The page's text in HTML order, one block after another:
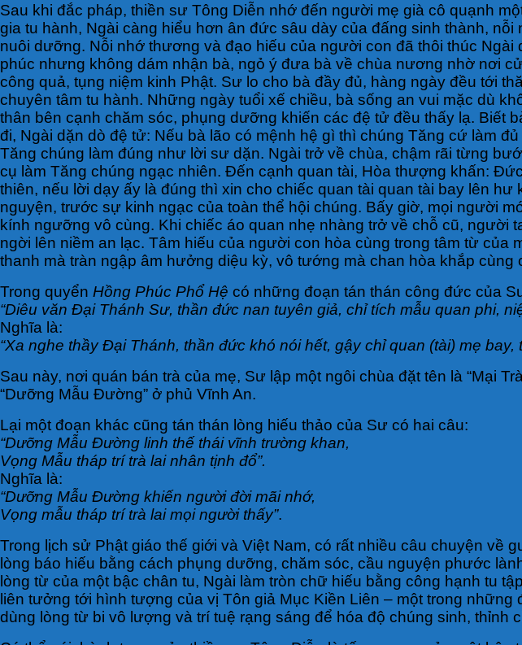
Sau khi đắc pháp, thiền sư Tông Diễn nhớ đến người mẹ già cô quạnh
gia tu hành, Ngài càng hiểu hơn ân đức sâu dày của đấng sinh thành,
nuôi dưỡng. Nỗi nhớ thương và đạo hiếu của người con đã thôi thúc
phúc nhưng không dám nhận bà, ngỏ ý đưa bà về chùa nương nhờ nơi
công quả, tụng niệm kinh Phật. Sư lo cho bà đầy đủ, hàng ngày đều tới
chuyên tâm tu hành. Những ngày tuổi xế chiều, bà sống an vui mặc dù
thân bên cạnh chăm sóc, phụng dưỡng khiến các đệ tử đều thấy lạ.
đi, Ngài dặn dò đệ tử: Nếu bà lão có mệnh hệ gì thì chúng Tăng cứ làm
Tăng chúng làm đúng như lời sư dặn. Ngài trở về chùa, chậm rãi từng
cụ làm Tăng chúng ngạc nhiên. Đến cạnh quan tài, Hòa thượng khấn:
thiên, nếu lời dạy ấy là đúng thì xin cho chiếc quan tài quan tài bay lên
nguyện, trước sự kinh ngạc của toàn thể hội chúng. Bấy giờ, mọi người
kính ngưỡng vô cùng. Khi chiếc áo quan nhẹ nhàng trở về chỗ cũ,
ngời lên niềm an lạc. Tâm hiếu của người con hòa cùng trong tâm từ
thanh mà tràn ngập âm hưởng diệu kỳ, vô tướng mà chan hòa khắp cùng
Trong quyển Hồng Phúc Phổ Hệ có những đoạn tán thán công đức của
“Diêu văn Đại Thánh Sư, thần đức nan tuyên giả, chỉ tích mẫu quan phi,
Nghĩa là:
“Xa nghe thầy Đại Thánh, thần đức khó nói hết, gậy chỉ quan (tài) mẹ
Sau này, nơi quán bán trà của mẹ, Sư lập một ngôi chùa đặt tên là “Mại
“Dưỡng Mẫu Đường” ở phủ Vĩnh An.
Lại một đoạn khác cũng tán thán lòng hiếu thảo của Sư có hai câu:
“Dưỡng Mẫu Đường linh thế thái vĩnh trường khan,
Vọng Mẫu tháp trí trà lai nhân tịnh đổ”.
Nghĩa là:
“Dưỡng Mẫu Đường khiến người đời mãi nhớ,
Vọng mẫu tháp trí trà lai mọi người thấy”.
Trong lịch sử Phật giáo thế giới và Việt Nam, có rất nhiều câu chuyện
lòng báo hiếu bằng cách phụng dưỡng, chăm sóc, cầu nguyện phước
lòng từ của một bậc chân tu, Ngài làm tròn chữ hiếu bằng công hạnh tu
liên tưởng tới hình tượng của vị Tôn giả Mục Kiền Liên – một trong
dùng lòng từ bi vô lượng và trí tuệ rạng sáng để hóa độ chúng sinh,